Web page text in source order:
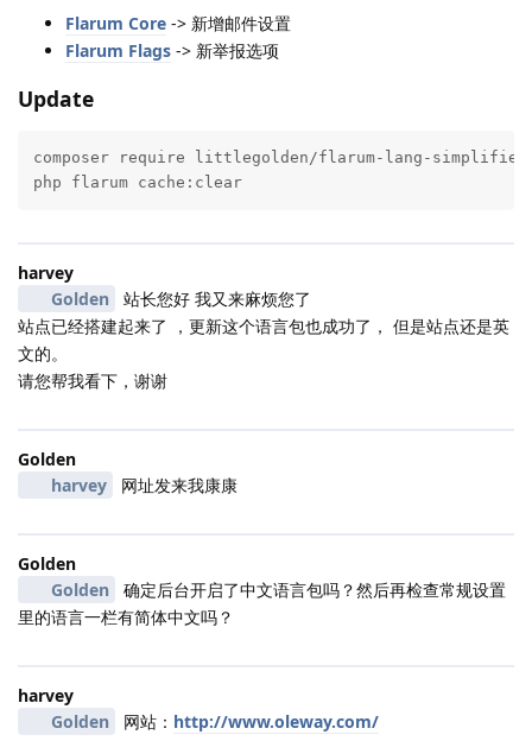
Flarum Core -> 新增邮件设置
Flarum Flags -> 新举报选项
Update
composer require littlegolden/flarum-lang-
php flarum cache:clear
harvey
Golden
站长您好 我又来麻烦您了
站点已经搭建起来了 ，更新这个语言包也成功了， 但是站点还是英
文的。
请您帮我看下，谢谢
Golden
harvey
网址发来我康康
Golden
Golden
确定后台开启了中文语言包吗？然后再检查常规设置
里的语言一栏有简体中文吗？
harvey
Golden
网站： http://www.oleway.com/